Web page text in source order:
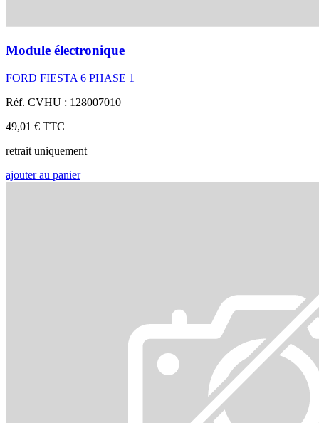
Module électronique
FORD FIESTA 6 PHASE 1
Réf. CVHU : 128007010
49,01 € TTC
retrait uniquement
ajouter au panier